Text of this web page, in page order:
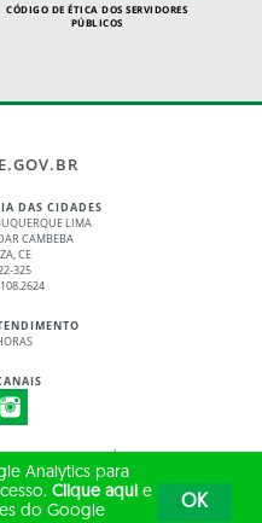
CÓDIGO DE ÉTICA DOS SERVIDORES
PÚBLICOS
DAS CIDADES
LIMA
CAMBEBA
CE
325
ESTADO DO CEARÁ
RESERVADOS
Analytics para
Clique aqui e
do Google
OK